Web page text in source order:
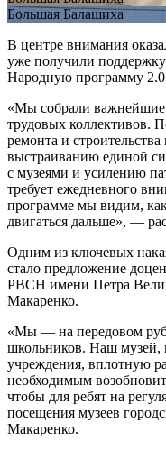
Большая Балашиха
В центре внимания
уже получили
Народную программу
«Мы собрали важнейшие
трудовых коллективов.
ремонта и
выстраиванию единой
с музеями и усилению
требует ежедневного
программе мы видим,
двигаться дальше», —
Одним из ключевых
стало предложение
РВСН имени Петра
Макаренко.
«Мы — на передовом
школьников. Наш музей,
учреждения, вплотную
необходимым
чтобы для ребят на
посещения музеев
Макаренко.